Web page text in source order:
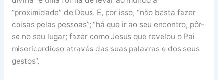
“proximidade” de Deus. E, por isso, “não basta fazer
coisas pelas pessoas”; “há que ir ao seu encontro, pôr-
se no seu lugar; fazer como Jesus que revelou o Pai
misericordioso através das suas palavras e dos seus
gestos”.